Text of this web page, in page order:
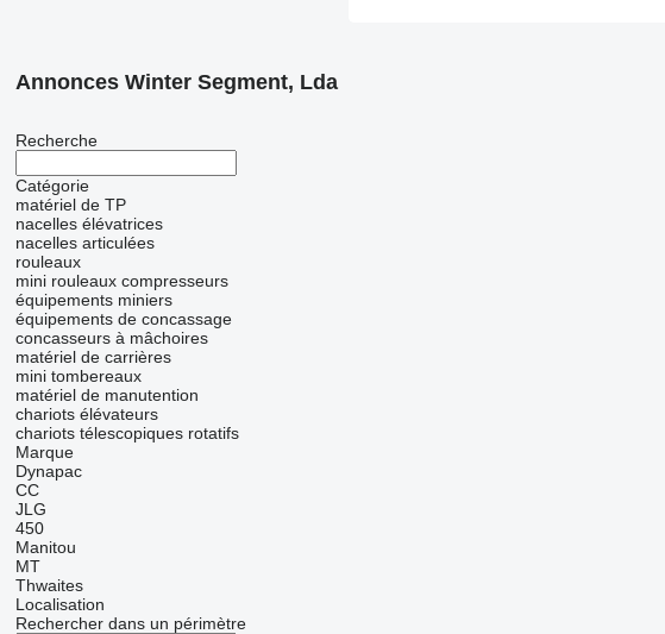
Annonces Winter Segment, Lda
Recherche
Catégorie
matériel de TP
nacelles élévatrices
nacelles articulées
rouleaux
mini rouleaux compresseurs
équipements miniers
équipements de concassage
concasseurs à mâchoires
matériel de carrières
mini tombereaux
matériel de manutention
chariots élévateurs
chariots télescopiques rotatifs
Marque
Dynapac
CC
JLG
450
Manitou
MT
Thwaites
Localisation
Rechercher dans un périmètre